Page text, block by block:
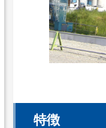
特徴